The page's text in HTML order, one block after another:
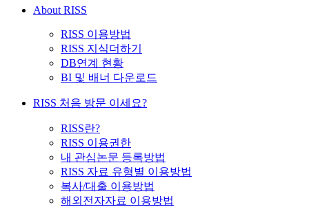
About RISS
RISS 이용방법
RISS 지식더하기
DB연계 현황
BI 및 배너 다운로드
RISS 처음 방문 이세요?
RISS란?
RISS 이용권한
내 관심논문 등록방법
RISS 자료 유형별 이용방법
복사/대출 이용방법
해외전자자료 이용방법